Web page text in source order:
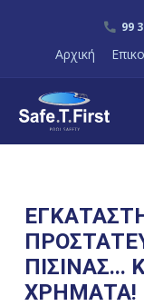
99
Αρχική
ΠΙΣΙΝΑΣ...
ΧΡΗΜΑΤΑ!